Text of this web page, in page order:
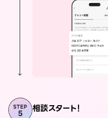
相談スタート！